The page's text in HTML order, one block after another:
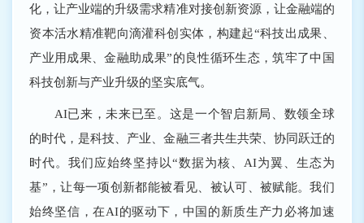
化，让产业端的升级需求精准对接创新资源，让金融端的
资本活水精准靶向滴灌科创实体，构建起“科技出成果、
产业用成果、金融助成果”的良性循环生态，筑牢了中国
科技创新与产业升级的坚实底气。
AI已来，未来已至。这是一个智启新局、数领全球
的时代，是科技、产业、金融三者共生共荣、协同跃迁的
时代。我们应始终坚持以“数据为核、AI为翼、生态为
基”，让每一项创新都能被看见、被认可、被赋能。我们
始终坚信，在AI的驱动下，中国的新质生产力必将加速